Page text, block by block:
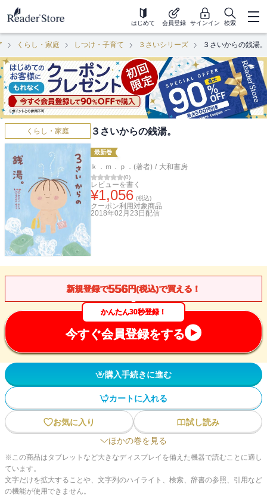
はじめて 会員登録 サインイン 検索
くらし・家庭 しつけ・子育て ３さいシリーズ ３さいからの銭湯。
くらし・家庭 ３さいからの銭湯。
最新巻
ｋ．ｍ．ｐ．(著者) / 大和書房
(0)
レビューを書く
¥1,056 (税込)
クーポン利用対象商品
2018年02月23日 配信
新規登録で556円(税込)で買える！
かんたん30秒登録！
今すぐ会員登録をする
購入手続きに進む
カートに入れる
お気に入り
試し読み
ほかの巻を見る
※この商品はタブレットなど大きなディスプレイを備えた機器で読むことに適し
ています。
文字だけを拡大することや、文字列のハイライト、検索、辞書の参照、引用など
の機能が使用できません。